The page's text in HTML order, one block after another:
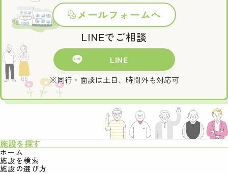
メールフォームへ
LINEでご相談
LINE
※同行・面談は土日、時間外も対応可
施設を探す
ホーム
施設を検索
施設の選び方